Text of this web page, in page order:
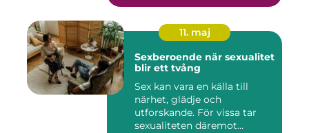
11. maj
Sexberoende när sexualitet
blir ett tvång
Sex kan vara en källa till
närhet, glädje och
utforskande. För vissa tar
sexualiteten däremot